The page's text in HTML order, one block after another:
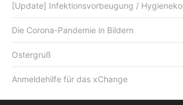
[Update] Infektionsvorbeugung /
Die Corona-Pandemie in Bildern
Ostergruß
Anmeldehilfe für das xChange